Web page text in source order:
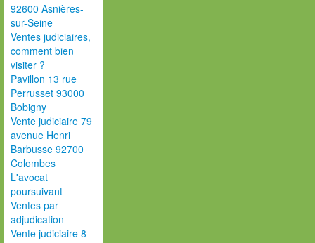
92600 Asnières-
sur-Seine
Ventes judiciaires,
comment bien
visiter ?
Pavillon 13 rue
Perrusset 93000
Bobigny
Vente judiciaire 79
avenue Henri
Barbusse 92700
Colombes
L'avocat
poursuivant
Ventes par
adjudication
Vente judiciaire 8